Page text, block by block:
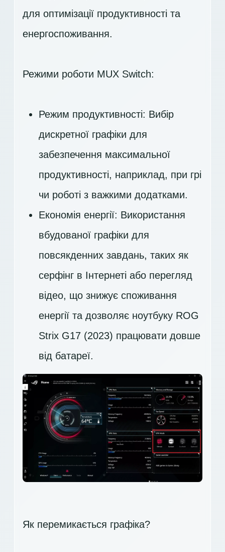
для оптимізації продуктивності та
енергоспоживання.
Режими роботи MUX Switch:
Режим продуктивності: Вибір
дискретної графіки для
забезпечення максимальної
продуктивності, наприклад, при грі
чи роботі з важкими додатками.
Економія енергії: Використання
вбудованої графіки для
повсякденних завдань, таких як
серфінг в Інтернеті або перегляд
відео, що знижує споживання
енергії та дозволяє ноутбуку ROG
Strix G17 (2023) працювати довше
від батареї.
Як перемикається графіка?